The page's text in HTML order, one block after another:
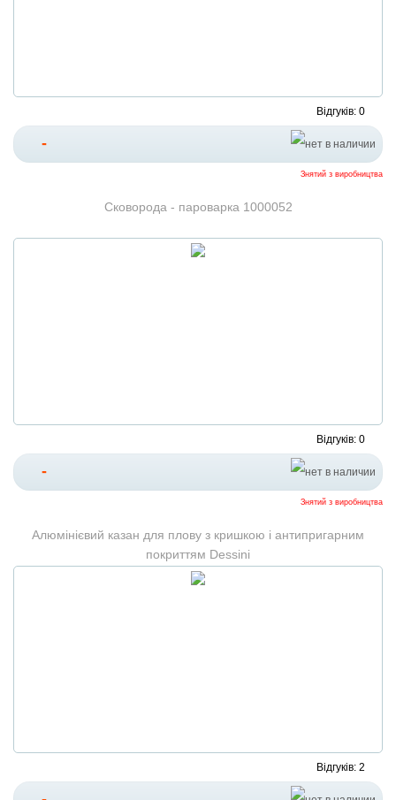
Відгуків: 0
-
Знятий з виробництва
Сковорода - пароварка 1000052
Відгуків: 0
-
Знятий з виробництва
Алюмінієвий казан для плову з кришкою і антипригарним
покриттям Dessini
Відгуків: 2